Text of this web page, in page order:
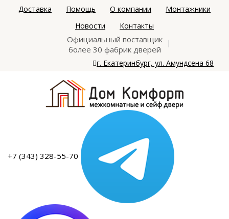
Доставка Помощь О компании
Монтажники
Новости
Контакты
Официальный поставщик
более 30 фабрик дверей
г. Екатеринбург, ул. Амундсена 68
+7 (343) 328-55-70